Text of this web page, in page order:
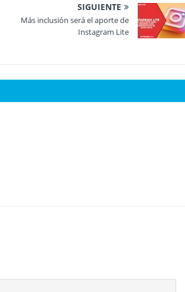
SIGUIENTE
Más inclusión será el aporte de
Instagram Lite